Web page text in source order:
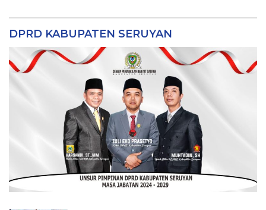
DPRD KABUPATEN SERUYAN